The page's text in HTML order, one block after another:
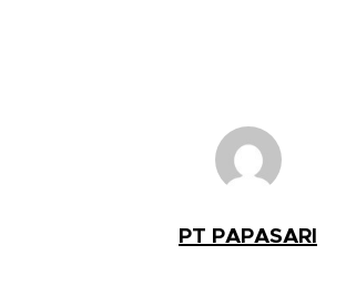
PT PAPASARI